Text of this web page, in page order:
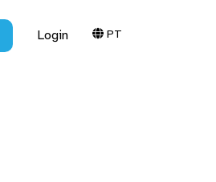
Login PT